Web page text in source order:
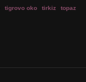
tigrovo oko tirkiz
topaz